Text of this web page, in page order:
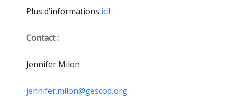
Plus d’informations ici!
Contact :
Jennifer Milon
jennifer.milon@gescod.org